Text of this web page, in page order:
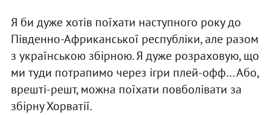
Я би дуже хотів поїхати наступного року до
Південно-Африканської республіки, але разом
з українською збірною. Я дуже розраховую, що
ми туди потрапимо через ігри плей-офф… Або,
врешті-решт, можна поїхати повболівати за
збірну Хорватії.